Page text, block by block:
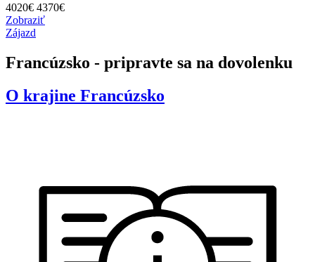
4020€ 4370€
Zobraziť
Zájazd
Francúzsko - pripravte sa na dovolenku
O krajine Francúzsko